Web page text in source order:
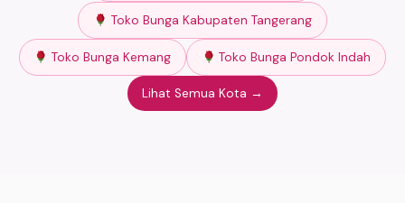
Toko Bunga Kabupaten Tangerang
Toko Bunga Kemang Toko Bunga Pondok Indah
Lihat Semua Kota →